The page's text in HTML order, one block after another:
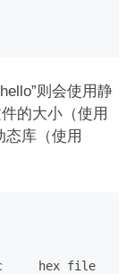
则会使用静
的大小（使用
态库（使用
hex file